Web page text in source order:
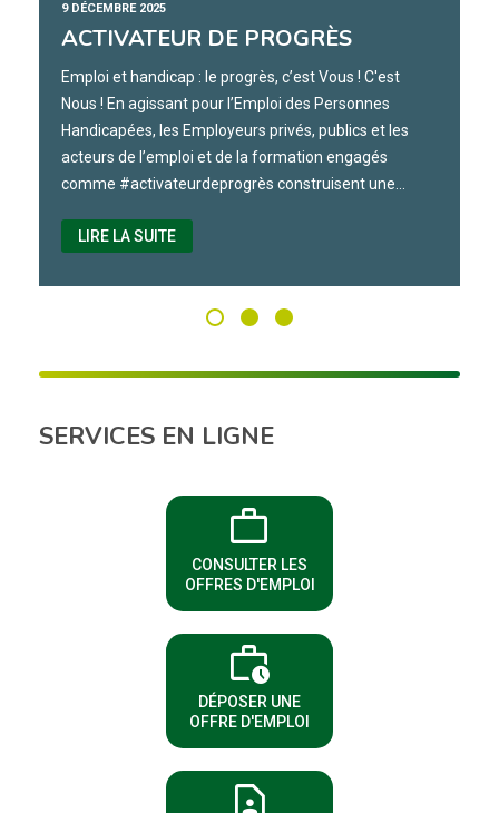
9 DÉCEMBRE 2025
ACTIVATEUR DE PROGRÈS
Emploi et handicap : le progrès, c’est Vous ! C'est
Nous ! En agissant pour l’Emploi des Personnes
Handicapées, les Employeurs privés, publics et les
acteurs de l’emploi et de la formation engagés
comme #activateurdeprogrès construisent une…
LIRE LA SUITE
SERVICES EN LIGNE
work
CONSULTER LES
OFFRES D'EMPLOI
(NOUVELLE FENÊTRE)
work_history
DÉPOSER UNE
OFFRE D'EMPLOI
(NOUVELLE FENÊTRE)
contact_page